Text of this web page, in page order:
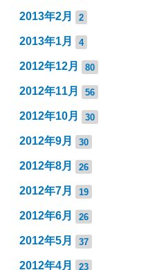
2013年2月 2
2013年1月 4
2012年12月 80
2012年11月 56
2012年10月 30
2012年9月 30
2012年8月 26
2012年7月 19
2012年6月 26
2012年5月 37
2012年4月 23